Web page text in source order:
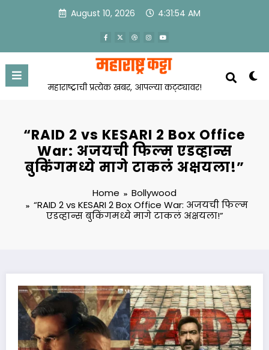
August 10, 2026 4:31:55 AM
महाराष्ट्राची प्रत्येक खबर, आपल्या कट्ट्यावर!
“RAID 2 vs KESARI 2 Box Office
War: अजयची फिल्म एडव्हान्स
बुकिंगमध्ये मागे टाकलं अक्षयला!”
Home
Bollywood
“RAID 2 vs KESARI 2 Box Office War: अजयची फिल्म
एडव्हान्स बुकिंगमध्ये मागे टाकलं अक्षयला!”